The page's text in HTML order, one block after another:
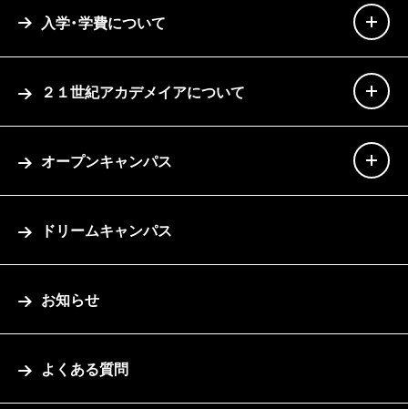
入学・学費について
２１世紀アカデメイアについて
オープンキャンパス
ドリームキャンパス
お知らせ
よくある質問